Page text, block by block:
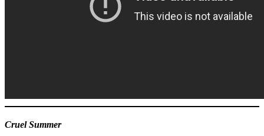
Cruel Summer